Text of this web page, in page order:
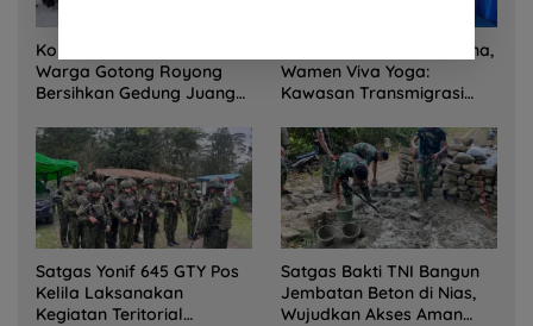
Korem 132/Tadulako dan
Warga Gotong Royong
Bersihkan Gedung Juang
Sinergi Kementrans-Aruna,
Wamen Viva Yoga:
Kawasan Transmigrasi
Ke Pasar Global
Satgas Yonif 645 GTY Pos
Kelila Laksanakan
Kegiatan Teritorial
Satgas Bakti TNI Bangun
Jembatan Beton di Nias,
Wujudkan Akses Aman